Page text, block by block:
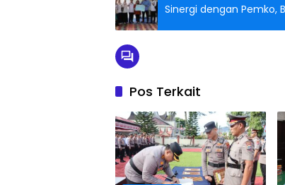
Sinergi dengan Pemko,
Pos Terkait